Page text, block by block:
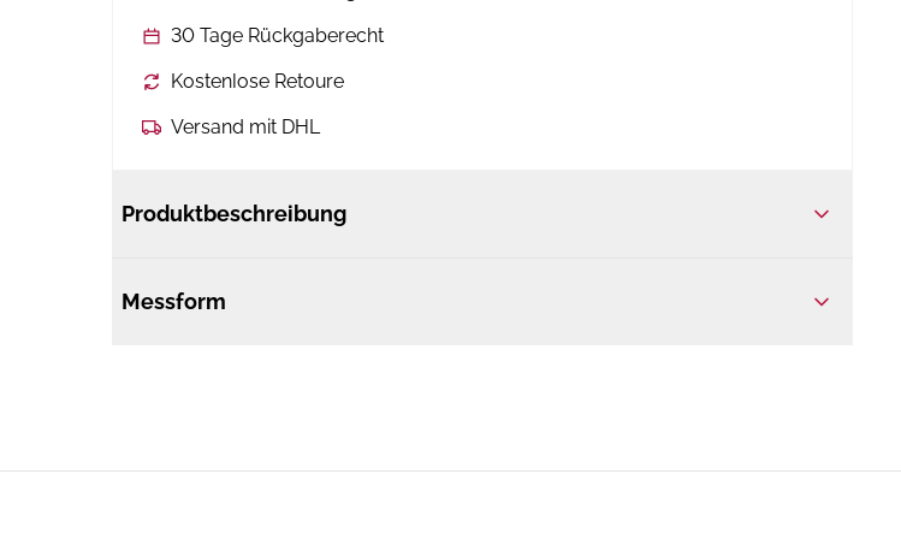
30 Tage Rückgaberecht
Kostenlose Retoure
Versand mit DHL
Produktbeschreibung
Messform